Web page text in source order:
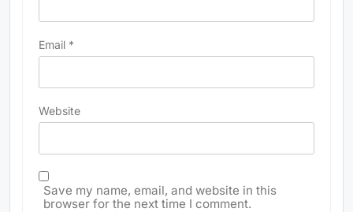
Email *
Website
Save my name, email, and website in this
browser for the next time I comment.